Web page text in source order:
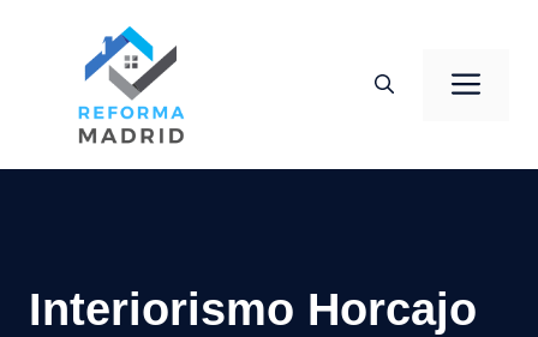
contenido
Interiorismo Horcajo